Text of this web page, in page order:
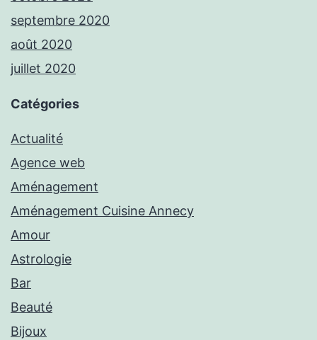
septembre 2020
août 2020
juillet 2020
Catégories
Actualité
Agence web
Aménagement
Aménagement Cuisine Annecy
Amour
Astrologie
Bar
Beauté
Bijoux